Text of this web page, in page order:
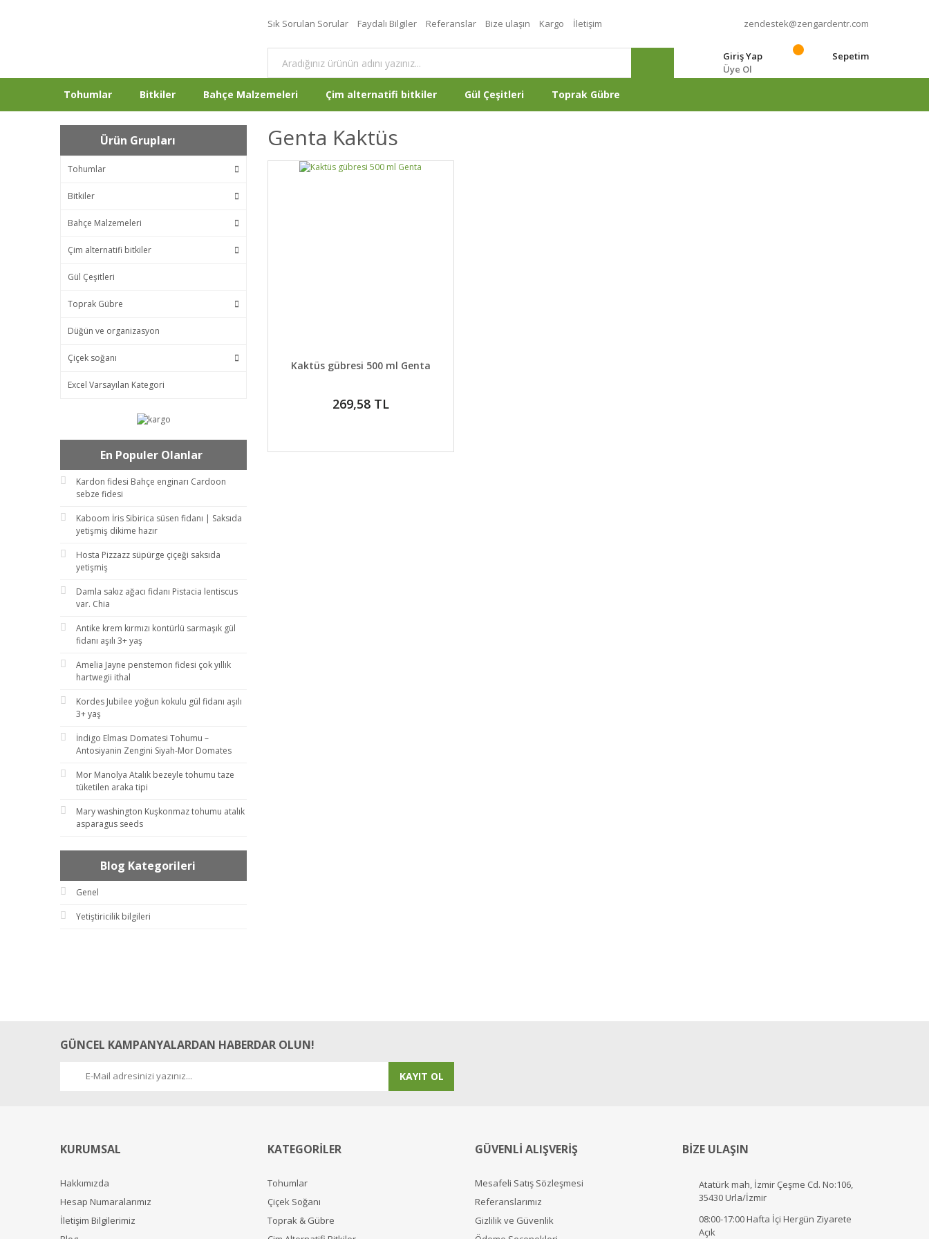
Sık Sorulan Sorular Faydalı Bilgiler Referanslar Bize ulaşın Kargo İletişim zendestek@zengardentr.com
Giriş Yap
Üye Ol
Sepetim
Tohumlar Bitkiler Bahçe Malzemeleri Çim alternatifi bitkiler Gül Çeşitleri Toprak Gübre
Ürün Grupları
Tohumlar
Bitkiler
Bahçe Malzemeleri
Çim alternatifi bitkiler
Gül Çeşitleri
Toprak Gübre
Düğün ve organizasyon
Çiçek soğanı
Excel Varsayılan Kategori
En Populer Olanlar
Kardon fidesi Bahçe enginarı Cardoon
sebze fidesi
Kaboom İris Sibirica süsen fidanı | Saksıda
yetişmiş dikime hazır
Hosta Pizzazz süpürge çiçeği saksıda
yetişmiş
Damla sakız ağacı fidanı Pistacia lentiscus
var. Chia
Antike krem kırmızı kontürlü sarmaşık gül
fidanı aşılı 3+ yaş
Amelia Jayne penstemon fidesi çok yıllık
hartwegii ithal
Kordes Jubilee yoğun kokulu gül fidanı aşılı
3+ yaş
İndigo Elması Domatesi Tohumu –
Antosiyanin Zengini Siyah-Mor Domates
Mor Manolya Atalık bezeyle tohumu taze
tüketilen araka tipi
Mary washington Kuşkonmaz tohumu atalık
asparagus seeds
Blog Kategorileri
Genel
Yetiştiricilik bilgileri
Genta Kaktüs
DETAYLAR SEPETE EKLE
Kaktüs gübresi 500 ml Genta
269,58 TL
GÜNCEL KAMPANYALARDAN HABERDAR OLUN!
KAYIT OL
KURUMSAL
Hakkımızda
Hesap Numaralarımız
İletişim Bilgilerimiz
KATEGORİLER
Tohumlar
Çiçek Soğanı
Toprak & Gübre
GÜVENLİ ALIŞVERİŞ
Mesafeli Satış Sözleşmesi
Referanslarımız
Gizlilik ve Güvenlik
BİZE ULAŞIN
Atatürk mah, İzmir Çeşme Cd. No:106,
35430 Urla/İzmir
08:00-17:00 Hafta İçi Hergün Ziyarete
Açık